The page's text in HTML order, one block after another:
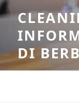
Skip
to
content
DI